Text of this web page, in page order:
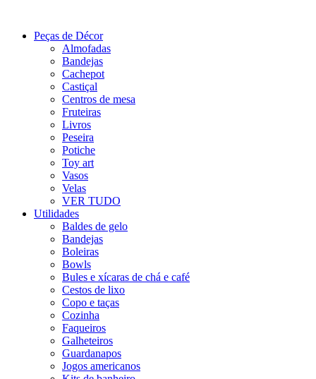
Peças de Décor
Almofadas
Bandejas
Cachepot
Castiçal
Centros de mesa
Fruteiras
Livros
Peseira
Potiche
Toy art
Vasos
Velas
VER TUDO
Utilidades
Baldes de gelo
Bandejas
Boleiras
Bowls
Bules e xícaras de chá e café
Cestos de lixo
Copo e taças
Cozinha
Faqueiros
Galheteiros
Guardanapos
Jogos americanos